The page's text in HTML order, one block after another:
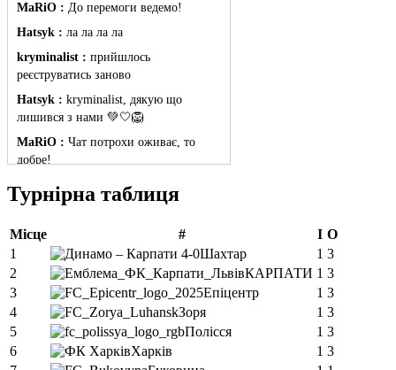
MaRiO : До перемоги ведемо!
Hatsyk : ла ла ла ла
kryminalist : прийшлось
реєструватись заново
Hatsyk : kryminalist, дякую що
лишився з нами 💚🤍🦁
MaRiO : Чат потрохи оживає, то
добре!
MaRiO :
Знов у клубі бардак...
Hatsyk :Все буде добре
Torsida_LEMBERG_1963 :
Всім
привіт, знову з вами)
Hatsyk :Torsida_LEMBERG_1963 ,
радий вітати 🙌 🦁
SVAT :Всім привіт! Я так розумію
старий сайт пішов разом з акаунтом і
потрібно заново реєструватися?
Турнірна таблиця
Місце # І О
1
Шахтар 1 3
2
КАРПАТИ 1 3
3
Епіцентр 1 3
4
Зоря 1 3
5
Полісся 1 3
6
Харків 1 3